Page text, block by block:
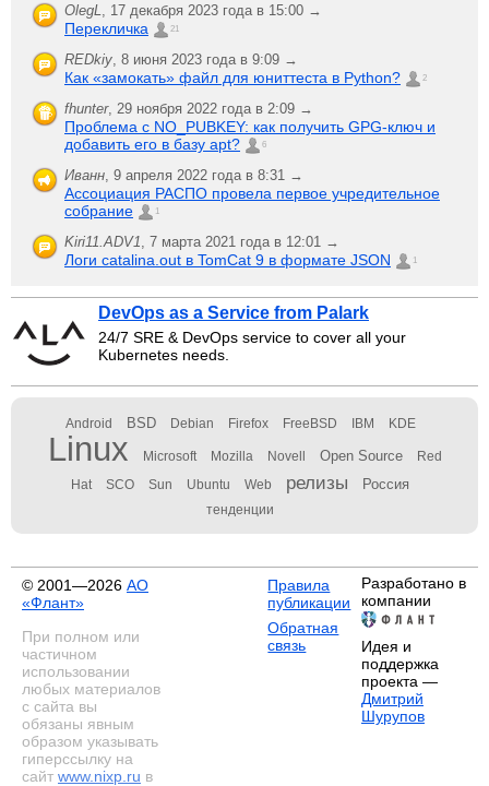
OlegL, 17 декабря 2023 года в 15:00 →
Перекличка 21
REDkiy, 8 июня 2023 года в 9:09 →
Как «замокать» файл для юниттеста в Python? 2
fhunter, 29 ноября 2022 года в 2:09 →
Проблема с NO_PUBKEY: как получить GPG-ключ и
добавить его в базу apt?
6
Иванн, 9 апреля 2022 года в 8:31 →
Ассоциация РАСПО провела первое учредительное
собрание
1
Kiri11.ADV1, 7 марта 2021 года в 12:01 →
Логи catalina.out в TomCat 9 в формате JSON 1
DevOps as a Service from Palark
24/7 SRE & DevOps service to cover all your
Kubernetes needs.
Android BSD Debian Firefox FreeBSD IBM KDE
Linux Microsoft Mozilla Novell Open Source Red
Hat SCO Sun Ubuntu Web релизы Россия
тенденции
© 2001—2026 АО
«Флант»
При полном или
частичном
использовании
любых материалов
с сайта вы
обязаны явным
образом указывать
гиперссылку на
сайт www.nixp.ru в
Правила
публикации
Обратная
связь
Разработано в
компании
Идея и
поддержка
проекта —
Дмитрий
Шурупов